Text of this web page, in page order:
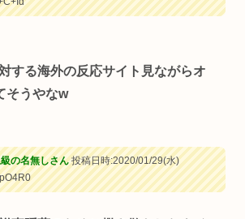
する海外の反応サイト見ながらオ
そうやなw
の名無しさん投稿日時:2020/01/29(水)